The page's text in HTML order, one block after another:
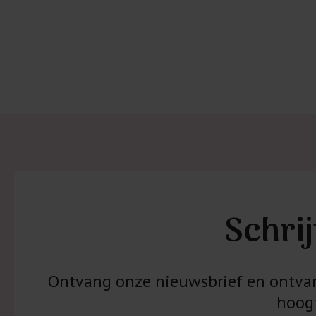
Ontvang onze nieuwsbrief en